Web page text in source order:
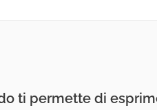
ti permette di